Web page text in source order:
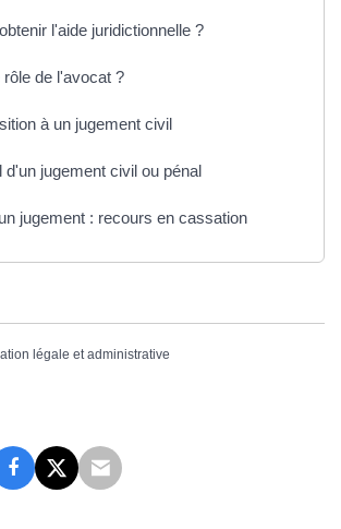
l'aide juridictionnelle ?
de l'avocat ?
à un jugement civil
d'un jugement civil ou pénal
jugement : recours en cassation
légale et administrative